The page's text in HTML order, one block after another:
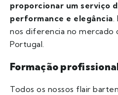
proporcionar um serviço
performance e elegância.
nos diferencia no mercado
Portugal.
Formação
Todos os nossos flair